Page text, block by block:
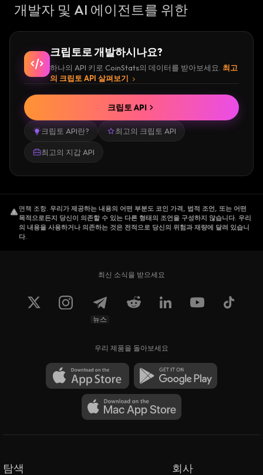
개발자 및 AI 에이전트를 위한
크립토로 개발하시나요?
하나의 API 키로 CoinStats의 데이터를 받아보세요. 최고
의 크립토 API 살펴보기
크립토 API란? 최고의 크립토 API
최고의 지갑 API
크립토 API
면책 조항. 우리가 제공하는 내용의 어떤 부분도 코인 가격, 법적 조언, 또는 어떤
목적으로든지 당신이 의존할 수 있는 다른 형태의 조언을 구성하지 않습니다. 우리
의 내용을 사용하거나 의존하는 것은 전적으로 당신의 위험과 재량에 달려 있습니
다.
최신 소식을 받으세요
뉴스
우리 제품을 돌아보세요
탐색 회사